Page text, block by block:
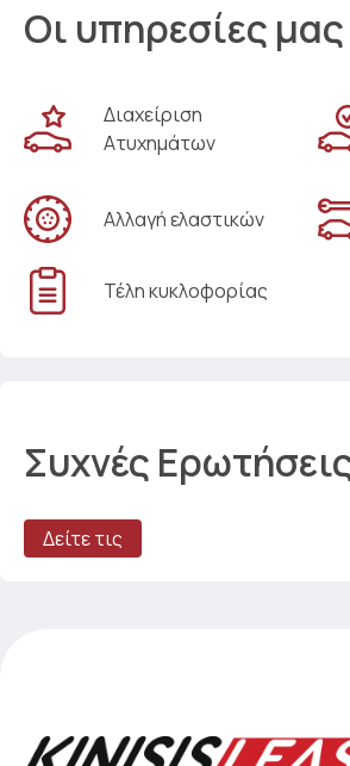
Οι υπηρεσίες μας
Διαχείριση
Ατυχημάτων
Αλλαγή ελαστικών
Τέλη κυκλοφορίας
Συχνές
Δείτε τις